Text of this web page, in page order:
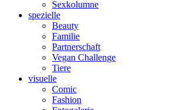
Sexkolumne
spezielle
Beauty
Familie
Partnerschaft
Vegan Challenge
Tiere
visuelle
Comic
Fashion